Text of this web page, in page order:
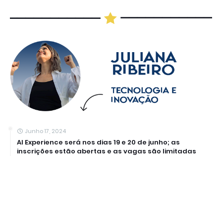
Junho 17, 2024
AI Experience será nos dias 19 e 20 de junho; as
inscrições estão abertas e as vagas são limitadas